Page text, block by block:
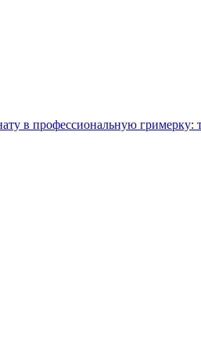
в профессиональную